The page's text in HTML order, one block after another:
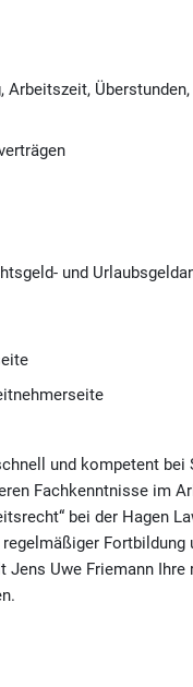
und
und kompetent bei
Fachkenntnisse im
bei der Hagen
Fortbildung
Jens Uwe Friemann Ihre